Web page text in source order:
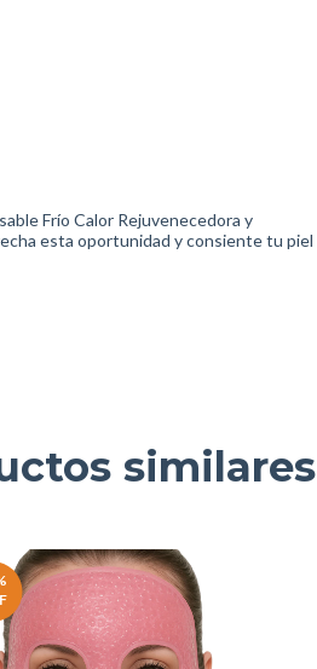
Frío Calor Rejuvenecedora y
esta oportunidad y consiente tu piel
similares